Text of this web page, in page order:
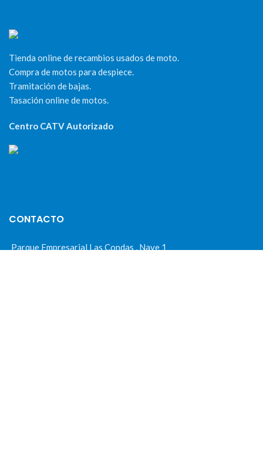
Tienda online de recambios usados de moto.
Compra de motos para despiece.
Tramitación de bajas.
Tasación online de motos.
Centro CATV Autorizado
CONTACTO
Parque Empresarial Las Condas , Nave 1